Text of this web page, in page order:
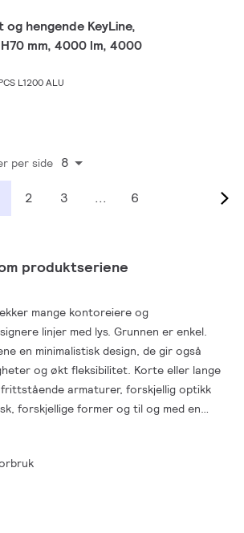
hengende KeyLine,
mm, 4000 lm, 4000
L1200 ALU
per side 8
2 3 ... 6
produktseriene
mange kontoreiere og
linjer med lys. Grunnen er enkel.
en minimalistisk design, de gir også
og økt fleksibilitet. Korte eller lange
armaturer, forskjellig optikk
forskjellige former og til og med en
pris samtidig som lyslinjene
for kontorbelysning. KeyLine er et
med slank, minimalistisk design og
lyse kontorlokaler. Men med